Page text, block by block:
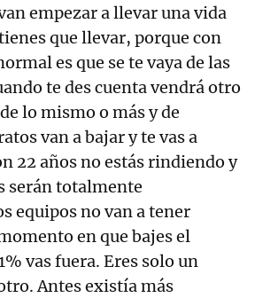
empezar a llevar una vida
que llevar, porque con
es que se te vaya de las
te des cuenta vendrá otro
lo mismo o más y de
van a bajar y te vas a
22 años no estás rindiendo y
serán totalmente
equipos no van a tener
en que bajes el
vas fuera. Eres solo un
Antes existía más